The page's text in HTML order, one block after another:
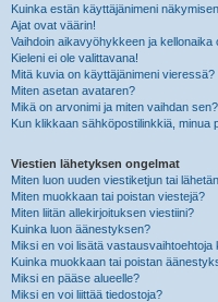
Kuinka estän käyttäjänimeni
Ajat ovat väärin!
Vaihdoin aikavyöhykkeen ja kellonaika
Kieleni ei ole valittavana!
Mitä kuvia on käyttäjänimeni vieressä?
Miten asetan avataren?
Mikä on arvonimi ja miten vaihdan sen?
Kun klikkaan sähköpostilinkkiä, minua
Viestien lähetyksen ongelmat
Miten luon uuden viestiketjun tai
Miten muokkaan tai poistan viestejä?
Miten liitän allekirjoituksen viestiini?
Kuinka luon äänestyksen?
Miksi en voi lisätä vastausvaihtoehtoja
Kuinka muokkaan tai poistan
Miksi en pääse alueelle?
Miksi en voi liittää tiedostoja?